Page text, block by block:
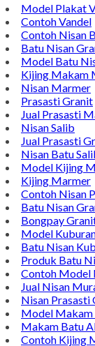
Model Plakat
Contoh Vandel
Contoh Nisan
Batu Nisan
Model Batu
Kijing Makam
Nisan Marmer
Prasasti Granit
Jual Prasasti
Nisan Salib
Jual Prasasti
Nisan Batu
Model Kijing
Kijing Marmer
Contoh Nisan
Batu Nisan
Bongpay
Model
Batu Nisan
Produk Batu
Contoh Model
Jual Nisan
Nisan Prasasti
Model Makam
Makam Batu
Contoh Kijing